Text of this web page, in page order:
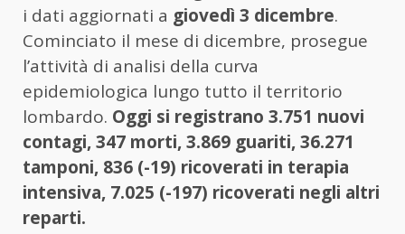
i dati aggiornati a giovedì 3 dicembre.
Cominciato il mese di dicembre, prosegue
l’attività di analisi della curva
epidemiologica lungo tutto il territorio
lombardo. Oggi si registrano 3.751 nuovi
contagi, 347 morti, 3.869 guariti, 36.271
tamponi, 836 (-19) ricoverati in terapia
intensiva, 7.025 (-197) ricoverati negli altri
reparti.